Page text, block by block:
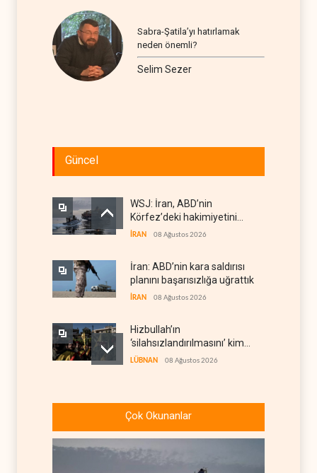
Sabra-Şatila’yı hatırlamak
neden önemli?
Selim Sezer
Güncel
WSJ: İran, ABD’nin
Körfez’deki hakimiyetini
sona erdiriyor
İRAN 08 Ağustos 2026
İran: ABD’nin kara saldırısı
planını başarısızlığa uğrattık
İRAN 08 Ağustos 2026
Hizbullah’ın
‘silahsızlandırılmasını’ kim
denetleyecek?
LÜBNAN 08 Ağustos 2026
ganimeti’ yanıtı: Önce savaşı
kazan
Çok Okunanlar